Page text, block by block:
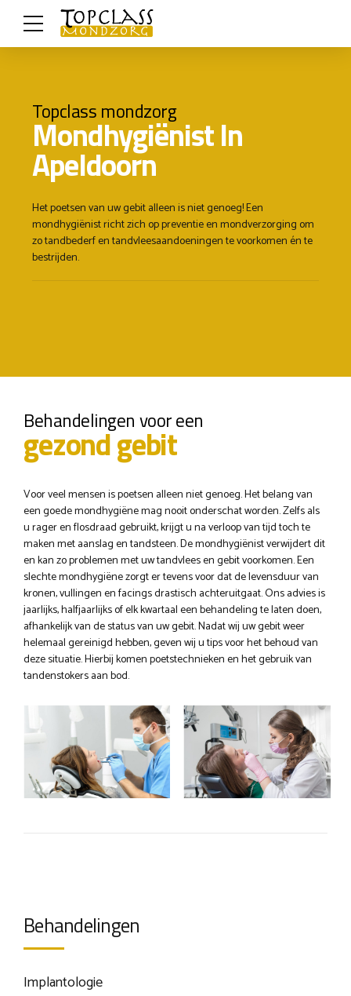
Topclass mondzorg
Mondhygiënist In
Apeldoorn
Het poetsen van uw gebit alleen is niet genoeg! Een
mondhygiënist richt zich op preventie en mondverzorging om
zo tandbederf en tandvleesaandoeningen te voorkomen én te
bestrijden.
Behandelingen voor een
gezond gebit
Voor veel mensen is poetsen alleen niet genoeg. Het belang van
een goede mondhygiëne mag nooit onderschat worden. Zelfs als
u rager en flosdraad gebruikt, krijgt u na verloop van tijd toch te
maken met aanslag en tandsteen. De mondhygiënist verwijdert dit
en kan zo problemen met uw tandvlees en gebit voorkomen. Een
slechte mondhygiëne zorgt er tevens voor dat de levensduur van
kronen, vullingen en facings drastisch achteruitgaat. Ons advies is
jaarlijks, halfjaarlijks of elk kwartaal een behandeling te laten doen,
afhankelijk van de status van uw gebit. Nadat wij uw gebit weer
helemaal gereinigd hebben, geven wij u tips voor het behoud van
deze situatie. Hierbij komen poetstechnieken en het gebruik van
tandenstokers aan bod.
Behandelingen
Implantologie